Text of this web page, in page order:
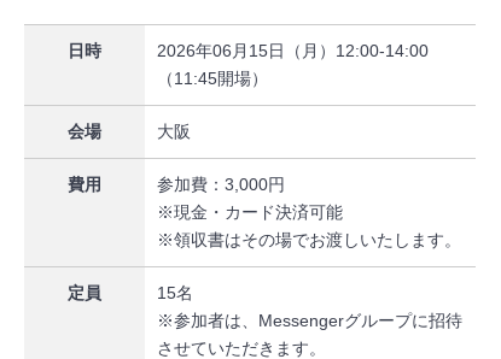
日時
2026年06月15日（月）12:00-14:00
（11:45開場）
会場 大阪
費用
参加費：3,000円
※現金・カード決済可能
※領収書はその場でお渡しいたします。
定員
15名
※参加者は、Messengerグループに招待
させていただきます。